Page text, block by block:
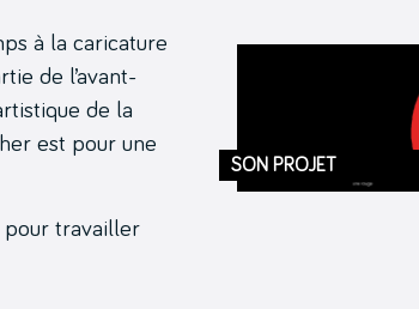
à la caricature
de l’avant-
de la
est pour une
pour travailler
SON PROJET